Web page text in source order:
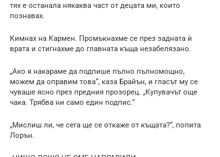
тях е останала някаква част от децата ми, които
познавах.
Кимнах на Кармен. Промъкнахме се през задната ѝ
врата и стигнахме до главната къща незабелязано.
„Ако я накараме да подпише пълно пълномощно,
можем да оправим това“, каза Брайън, и гласът му се
чуваше ясно през предния прозорец. „Купувачът още
чака. Трябва ни само един подпис.“
„Мислиш ли, че сега ще се откаже от къщата?“, попита
Лорън.